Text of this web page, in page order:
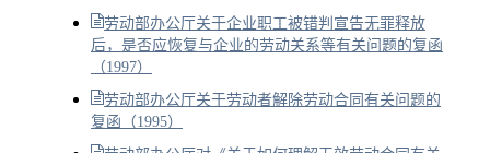
劳动部办公厅关于企业职工被错判宣告无罪释放
后，是否应恢复与企业的劳动关系等有关问题的复函
（1997）
劳动部办公厅关于劳动者解除劳动合同有关问题的
复函（1995）